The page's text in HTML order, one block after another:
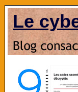
Le